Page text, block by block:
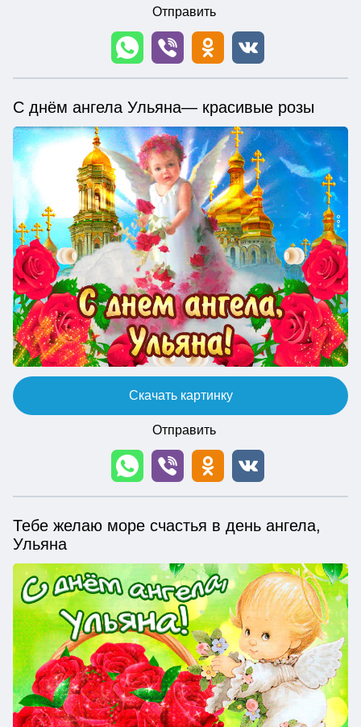
Отправить
С днём ангела Ульяна— красивые розы
Скачать картинку
Отправить
Тебе желаю море счастья в день ангела,
Ульяна